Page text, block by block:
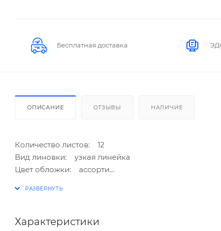
Бесплатная доставка
ОПИСАНИЕ ОТЗЫВЫ НАЛИЧИЕ
Количество листов: 12
Вид линовки: узкая линейка
Цвет обложки: ассорти
Уголки: скругленные
Характеристики